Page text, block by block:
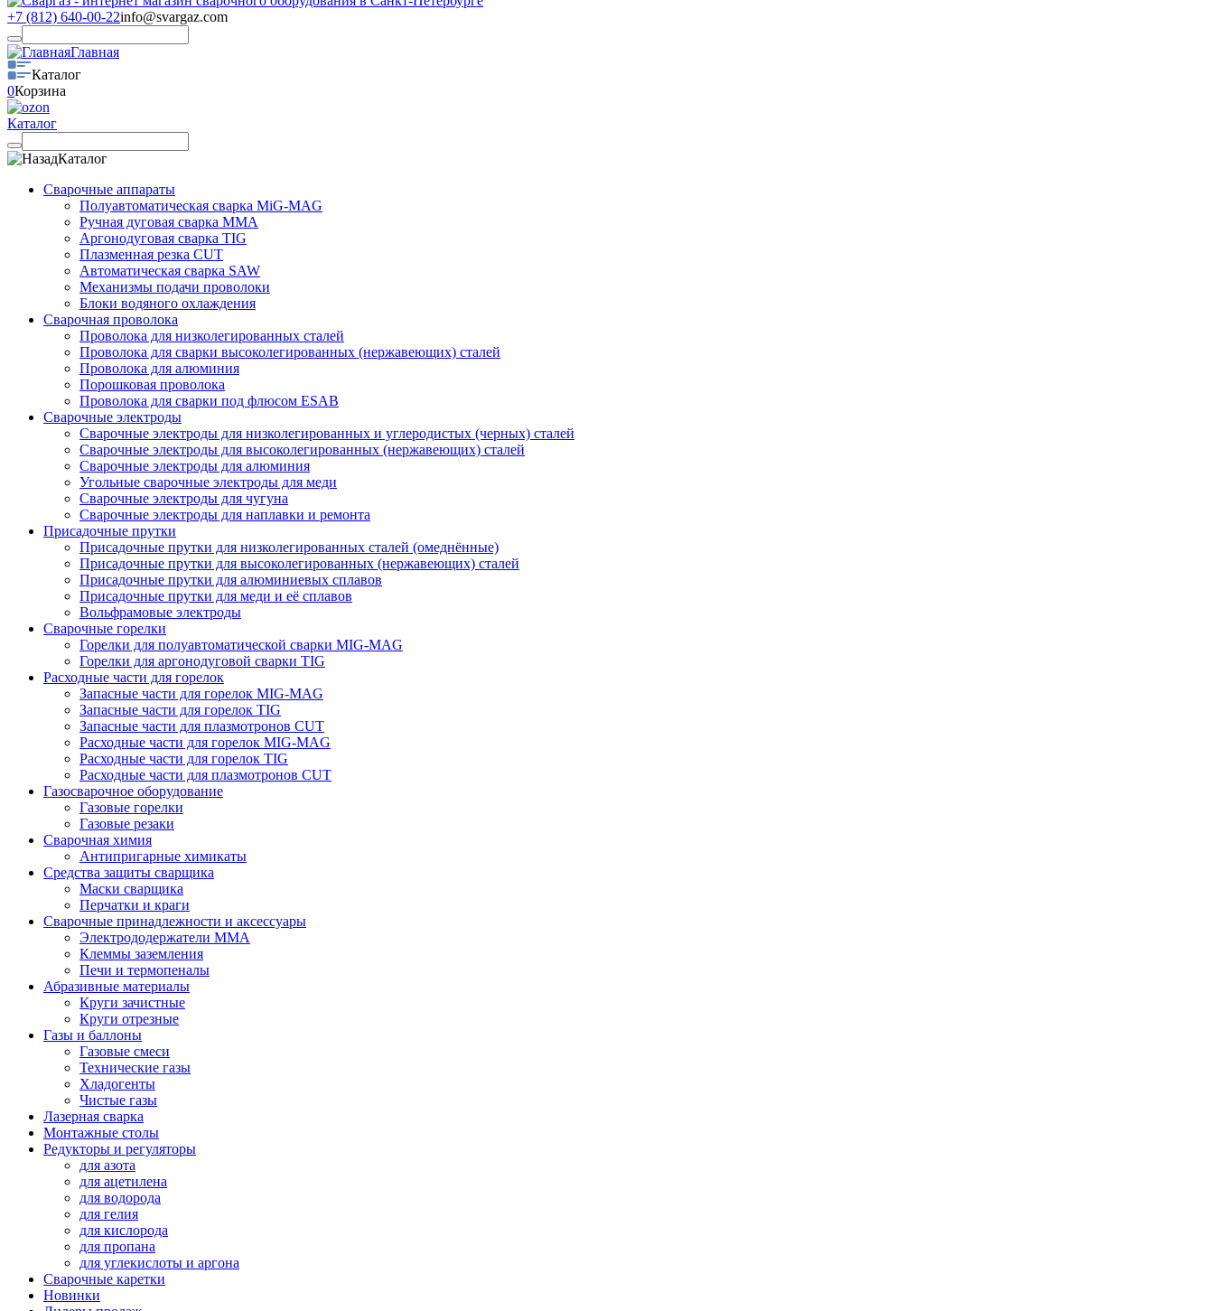
+7 (812) 640-00-22info@svargaz.com
Главная
Каталог
0Корзина
Каталог
Каталог
Сварочные аппараты
Полуавтоматическая сварка MiG-MAG
Ручная дуговая сварка MMA
Аргонодуговая сварка TIG
Плазменная резка CUT
Автоматическая сварка SAW
Механизмы подачи проволоки
Блоки водяного охлаждения
Сварочная проволока
Проволока для низколегированных сталей
Проволока для сварки высоколегированных (нержавеющих) сталей
Проволока для алюминия
Порошковая проволока
Проволока для сварки под флюсом ESAB
Сварочные электроды
Сварочные электроды для низколегированных и углеродистых (черных) сталей
Сварочные электроды для высоколегированных (нержавеющих) сталей
Сварочные электроды для алюминия
Угольные сварочные электроды для меди
Сварочные электроды для чугуна
Сварочные электроды для наплавки и ремонта
Присадочные прутки
Присадочные прутки для низколегированных сталей (омеднённые)
Присадочные прутки для высоколегированных (нержавеющих) сталей
Присадочные прутки для алюминиевых сплавов
Присадочные прутки для меди и её сплавов
Вольфрамовые электроды
Сварочные горелки
Горелки для полуавтоматической сварки MIG-MAG
Горелки для аргонодуговой сварки TIG
Расходные части для горелок
Запасные части для горелок MIG-MAG
Запасные части для горелок TIG
Запасные части для плазмотронов CUT
Расходные части для горелок MIG-MAG
Расходные части для горелок TIG
Расходные части для плазмотронов CUT
Газосварочное оборудование
Газовые горелки
Газовые резаки
Сварочная химия
Антипригарные химикаты
Средства защиты сварщика
Маски сварщика
Перчатки и краги
Сварочные принадлежности и аксессуары
Электрододержатели MMA
Клеммы заземления
Печи и термопеналы
Абразивные материалы
Круги зачистные
Круги отрезные
Газы и баллоны
Газовые смеси
Технические газы
Хладогенты
Чистые газы
Лазерная сварка
Монтажные столы
Редукторы и регуляторы
для азота
для ацетилена
для водорода
для гелия
для кислорода
для пропана
для углекислоты и аргона
Сварочные каретки
Новинки